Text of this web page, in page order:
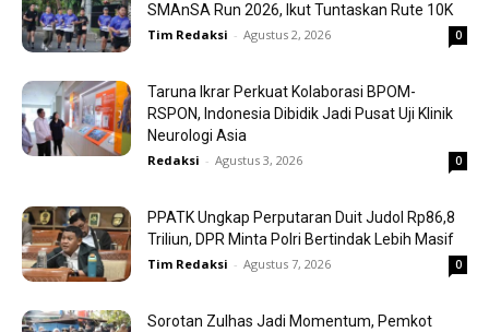
SMAnSA Run 2026, Ikut Tuntaskan Rute 10K
Tim Redaksi - Agustus 2, 2026 0
Taruna Ikrar Perkuat Kolaborasi BPOM-
RSPON, Indonesia Dibidik Jadi Pusat Uji Klinik
Neurologi Asia
Redaksi - Agustus 3, 2026 0
PPATK Ungkap Perputaran Duit Judol Rp86,8
Triliun, DPR Minta Polri Bertindak Lebih Masif
Tim Redaksi - Agustus 7, 2026 0
Sorotan Zulhas Jadi Momentum, Pemkot